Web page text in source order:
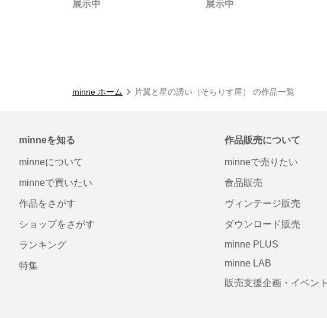
展示中 展示中
minne ホーム 片翼と星の誘い（そらりす屋） の作品一覧
minneを知る
minneについて
minneで買いたい
作品をさがす
ショップをさがす
ランキング
特集
作品販売について
minneで売りたい
食品販売
ヴィンテージ販売
ダウンロード販売
minne PLUS
minne LAB
販売支援企画・イベント